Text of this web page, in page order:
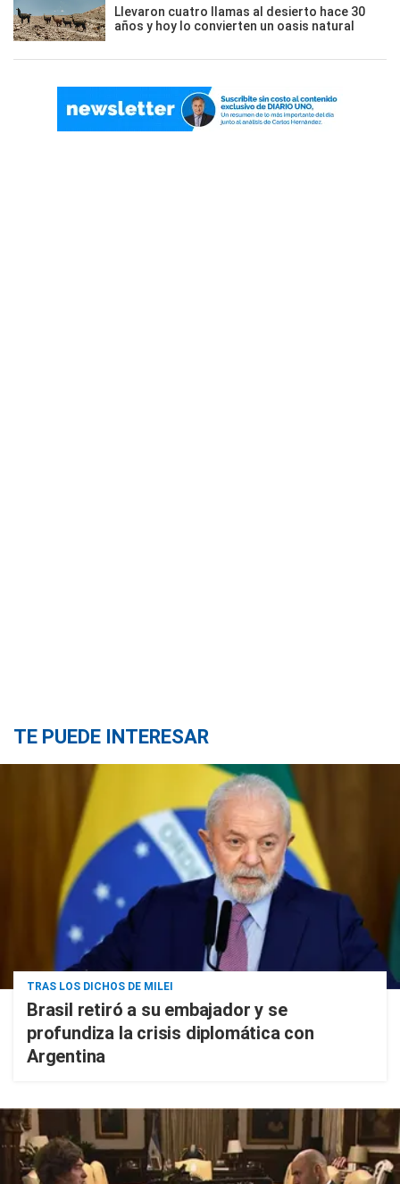
Llevaron cuatro llamas al desierto hace 30
años y hoy lo convierten un oasis natural
TE PUEDE INTERESAR
TRAS LOS DICHOS DE MILEI
Brasil retiró a su embajador y se
profundiza la crisis diplomática con
Argentina